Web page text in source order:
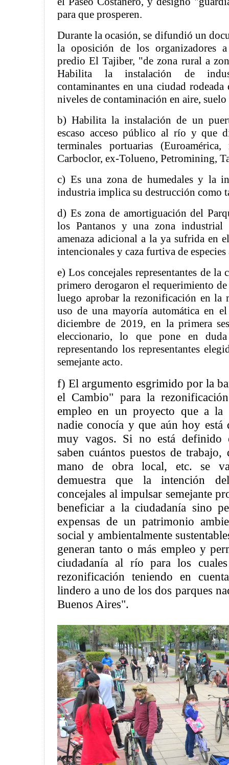
para que prosperen.
Durante la ocasión, se difundió un
la oposición de los organizadores
predio El Tajiber, "de zona rural a
Habilita la instalación de
contaminantes en una ciudad
niveles de contaminación en aire, suelo
b) Habilita la instalación de un
escaso acceso público al río y que
terminales portuarias
Carboclor, ex-Tolueno, Petromining,
c) Es una zona de humedales y la
industria implica su destrucción como
d) Es zona de amortiguación del
los Pantanos y una zona industrial
amenaza adicional a la ya sufrida en
intencionales y caza furtiva de especies
e) Los concejales representantes de la
primero derogaron el requerimiento
luego aprobar la rezonificación en la
uso de una mayoría automática en
diciembre de 2019, en la primera
eleccionario, lo que pone en
representando los representantes
semejante acto.
f) El argumento esgrimido por la
el Cambio" para la
empleo en un proyecto que a
nadie conocía y que aún hoy está
muy vagos. Si no está definido
saben cuántos puestos de
mano de obra local, etc. se
demuestra que la intención
concejales al impulsar semejante
beneficiar a la ciudadanía sino
expensas de un patrimonio
social y ambientalmente
generan tanto o más empleo y
ciudadanía al río para los
rezonificación teniendo en
lindero a uno de los dos parques
Buenos Aires".